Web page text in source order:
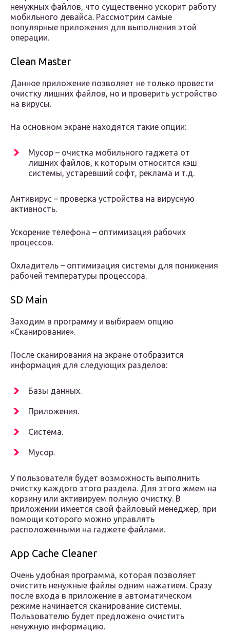
ненужных файлов, что существенно ускорит работу
мобильного девайса. Рассмотрим самые
популярные приложения для выполнения этой
операции.
Clean Master
Данное приложение позволяет не только провести
очистку лишних файлов, но и проверить устройство
на вирусы.
На основном экране находятся такие опции:
Мусор – очистка мобильного гаджета от
лишних файлов, к которым относится кэш
системы, устаревший софт, реклама и т.д.
Антивирус – проверка устройства на вирусную
активность.
Ускорение телефона – оптимизация рабочих
процессов.
Охладитель – оптимизация системы для понижения
рабочей температуры процессора.
SD Main
Заходим в программу и выбираем опцию
«Сканирование».
После сканирования на экране отобразится
информация для следующих разделов:
Базы данных.
Приложения.
Система.
Мусор.
У пользователя будет возможность выполнить
очистку каждого этого раздела. Для этого жмем на
корзину или активируем полную очистку. В
приложении имеется свой файловый менеджер, при
помощи которого можно управлять
расположенными на гаджете файлами.
App Cache Cleaner
Очень удобная программа, которая позволяет
очистить ненужные файлы одним нажатием. Сразу
после входа в приложение в автоматическом
режиме начинается сканирование системы.
Пользователю будет предложено очистить
ненужную информацию.